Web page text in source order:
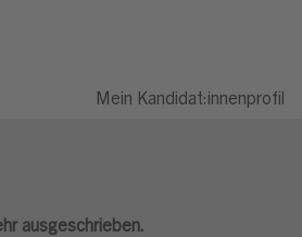
Mein Kandidat:innenprofil
ausgeschrieben.